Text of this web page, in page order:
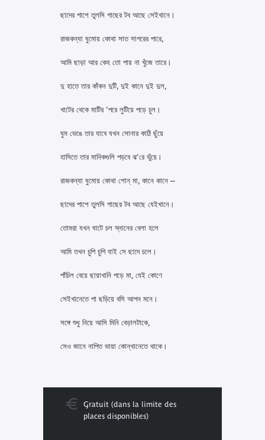
ছাদের পাশে তুলসি গাছের টব আছে সেইখানে।
রাজকন্যা ঘুমোয় কোথা সাত সাগরের পারে,
আমি ছাড়া আর কেহ তো পায় না খুঁজে তারে।
দু হাতে তার কাঁকন দুটি, দুই কানে দুই দুল,
খাটের থেকে মাটির 'পরে লুটিয়ে পড়ে চুল।
ঘুম ভেঙে তার যাবে যখন সোনার কাঠি ছুঁয়ে
হাসিতে তার মানিকগুলি পড়বে ঝ'রে ভুঁয়ে।
রাজকন্যা ঘুমোয় কোথা শোন্ মা, কানে কানে --
ছাদের পাশে তুলসি গাছের টব আছে যেইখানে।
তোমরা যখন ঘাটে চল স্নানের বেলা হলে
আমি তখন চুপি চুপি যাই সে ছাদে চলে।
পাঁচিল বেয়ে ছায়াখানি পড়ে মা, যেই কোণে
সেইখানেতে পা ছড়িয়ে বসি আপন মনে।
সঙ্গে শুধু নিয়ে আসি মিনি বেড়ালটাকে,
সেও জানে নাপিত ভায়া কোন্খানেতে থাকে।
Gratuit (dans la limite des
places disponibles)